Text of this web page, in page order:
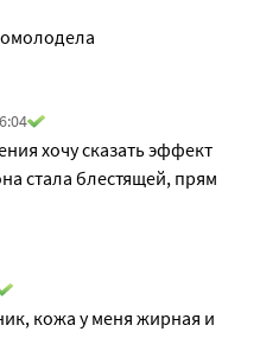
хочу сказать эффект
стала блестящей, прям
кожа у меня жирная и